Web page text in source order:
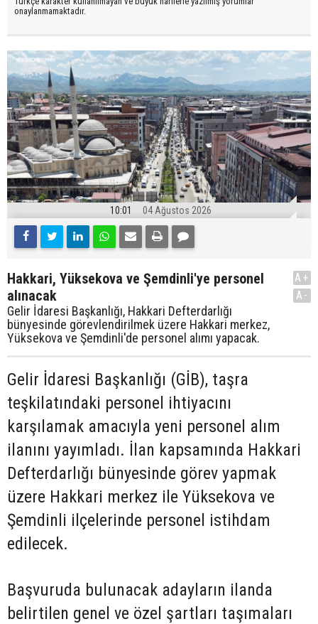
onaylanmamaktadır.
10:01 04 Ağustos 2026
Hakkari, Yüksekova ve Şemdinli'ye personel
alınacak
Gelir İdaresi Başkanlığı, Hakkari Defterdarlığı
bünyesinde görevlendirilmek üzere Hakkari merkez,
Yüksekova ve Şemdinli'de personel alımı yapacak.
A+
A-
Gelir İdaresi Başkanlığı (GİB), taşra
teşkilatındaki personel ihtiyacını
karşılamak amacıyla yeni personel alım
ilanını yayımladı. İlan kapsamında Hakkari
Defterdarlığı bünyesinde görev yapmak
üzere Hakkari merkez ile Yüksekova ve
Şemdinli ilçelerinde personel istihdam
edilecek.
Başvuruda bulunacak adayların ilanda
belirtilen genel ve özel şartları taşımaları